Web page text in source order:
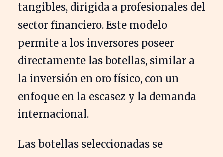
tangibles, dirigida a profesionales del
sector financiero. Este modelo
permite a los inversores poseer
directamente las botellas, similar a
la inversión en oro físico, con un
enfoque en la escasez y la demanda
internacional.
Las botellas seleccionadas se